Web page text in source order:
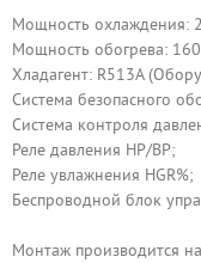
Мощность охлаждения:
Мощность обогрева:
Хладагент: R513A
Система безопасного
Система контроля
Реле давления HP/BP;
Реле увлажнения HGR%;
Беспроводной блок
Монтаж производится